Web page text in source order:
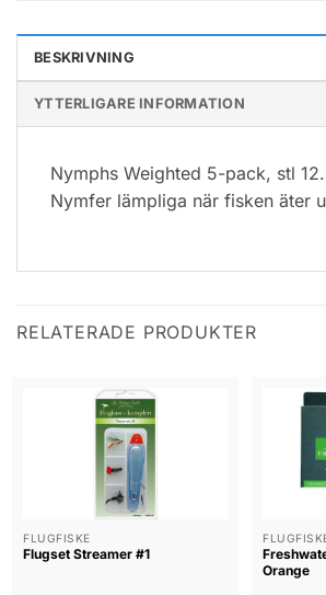
BESKRIVNING
YTTERLIGARE INFORMATION
Nymphs Weighted 5-pack, stl
Nymfer lämpliga när fisken äter
RELATERADE PRODUKTER
FLUGFISKE
Flugset Streamer #1
Orange